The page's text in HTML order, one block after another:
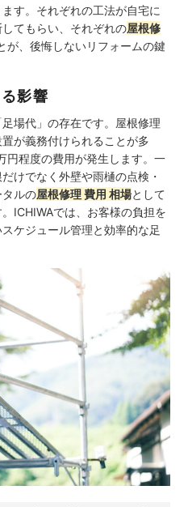
す。それぞれの工法が自宅に
てもらい、それぞれの屋根修
が、後悔しないリフォームの鍵
影響
場代」の存在です。屋根修理
が義務付けられることが多
円程度の費用が発生します。一
けでなく外壁や雨樋の点検・
ルの屋根修理 費用 相場として
ICHIWAでは、お客様の負担を
ケジュール管理と効率的な足